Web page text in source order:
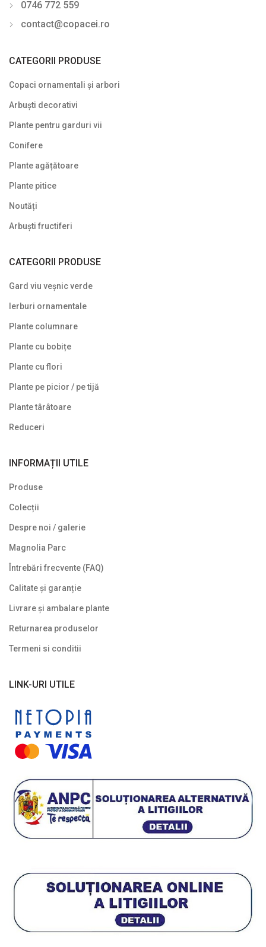
0746 772 559
contact@copacei.ro
CATEGORII PRODUSE
Copaci ornamentali și arbori
Arbuști decorativi
Plante pentru garduri vii
Conifere
Plante agățătoare
Plante pitice
Noutăți
Arbuști fructiferi
CATEGORII PRODUSE
Gard viu veșnic verde
Ierburi ornamentale
Plante columnare
Plante cu bobițe
Plante cu flori
Plante pe picior / pe tijă
Plante târâtoare
Reduceri
INFORMAȚII UTILE
Produse
Colecții
Despre noi / galerie
Magnolia Parc
Întrebări frecvente (FAQ)
Calitate și garanție
Livrare și ambalare plante
Returnarea produselor
Termeni si conditii
LINK-URI UTILE